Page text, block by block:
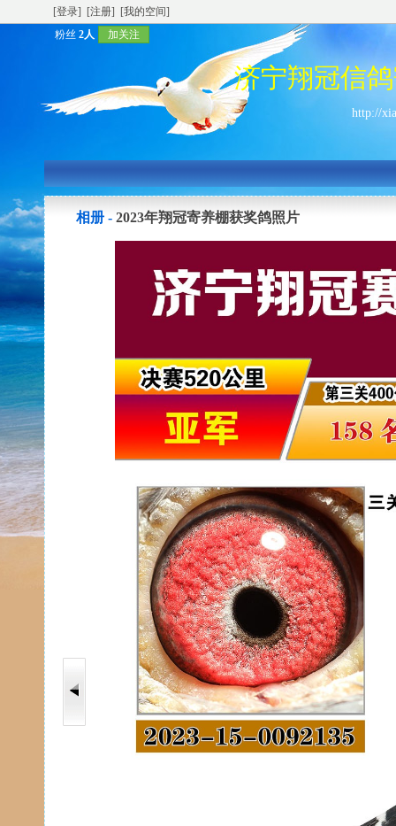
[登录] [注册]
[我的空间]
粉丝 2人 加关注
济宁翔冠信
http://
相册 - 2023年翔冠寄养棚获奖鸽照片